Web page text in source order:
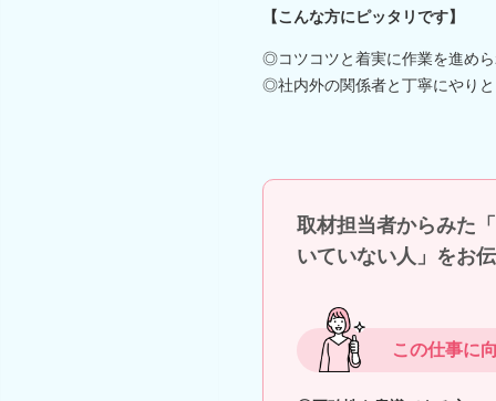
【こんな方にピッタリです】
◎コツコツと着実に作業を進め
◎社内外の関係者と丁寧にやり
取材担当者からみた
いていない人」をお
この仕事に